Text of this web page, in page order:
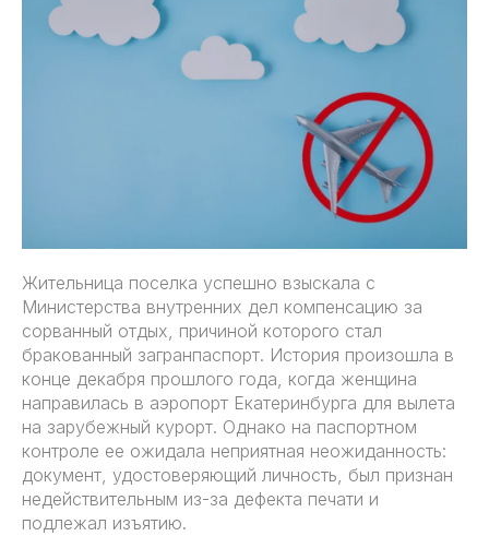
Жительница поселка успешно взыскала с
Министерства внутренних дел компенсацию за
сорванный отдых, причиной которого стал
бракованный загранпаспорт. История произошла в
конце декабря прошлого года, когда женщина
направилась в аэропорт Екатеринбурга для вылета
на зарубежный курорт. Однако на паспортном
контроле ее ожидала неприятная неожиданность:
документ, удостоверяющий личность, был признан
недействительным из-за дефекта печати и
подлежал изъятию.